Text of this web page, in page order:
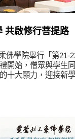
共啟修行菩提路
佛學院舉行「第21-
開始，僧眾與學生
十大願力，迎接新